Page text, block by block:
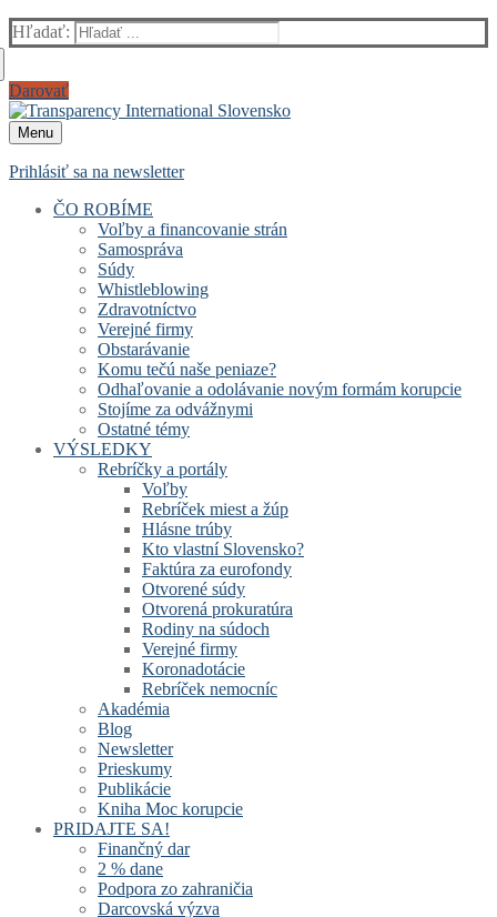
Hľadať:
Darovať
Menu
Prihlásiť sa na newsletter
ČO ROBÍME
Voľby a financovanie strán
Samospráva
Súdy
Whistleblowing
Zdravotníctvo
Verejné firmy
Obstarávanie
Komu tečú naše peniaze?
Odhaľovanie a odolávanie novým formám korupcie
Stojíme za odvážnymi
Ostatné témy
VÝSLEDKY
Rebríčky a portály
Voľby
Rebríček miest a žúp
Hlásne trúby
Kto vlastní Slovensko?
Faktúra za eurofondy
Otvorené súdy
Otvorená prokuratúra
Rodiny na súdoch
Verejné firmy
Koronadotácie
Rebríček nemocníc
Akadémia
Blog
Newsletter
Prieskumy
Publikácie
Kniha Moc korupcie
PRIDAJTE SA!
Finančný dar
2 % dane
Podpora zo zahraničia
Darcovská výzva